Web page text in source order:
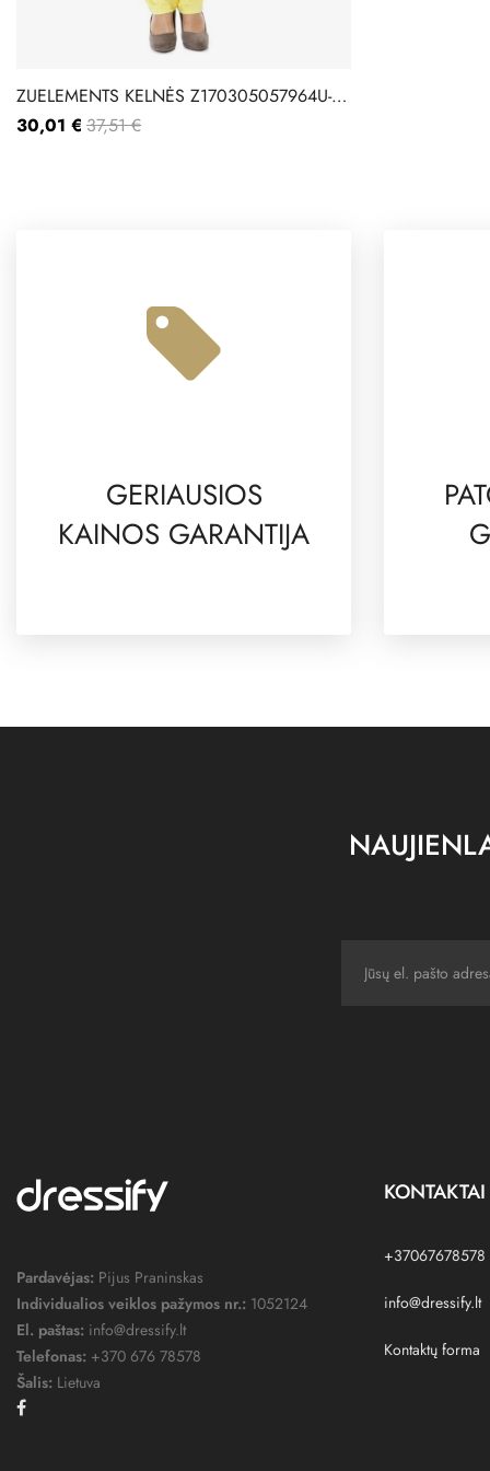
ZUELEMENTS KELNĖS Z170305057964U-
BASIC-BURLA
30,01 € 37,51 €
GERIAUSIOS
KAINOS GARANTIJA
Pardavėjas: Pijus Praninskas
Individualios veiklos pažymos nr.: 1052124
El. paštas: info@dressify.lt
Telefonas: +370 676 78578
Šalis: Lietuva
KONTAKTAI
+37067678578
info@dressify.lt
Kontaktų forma